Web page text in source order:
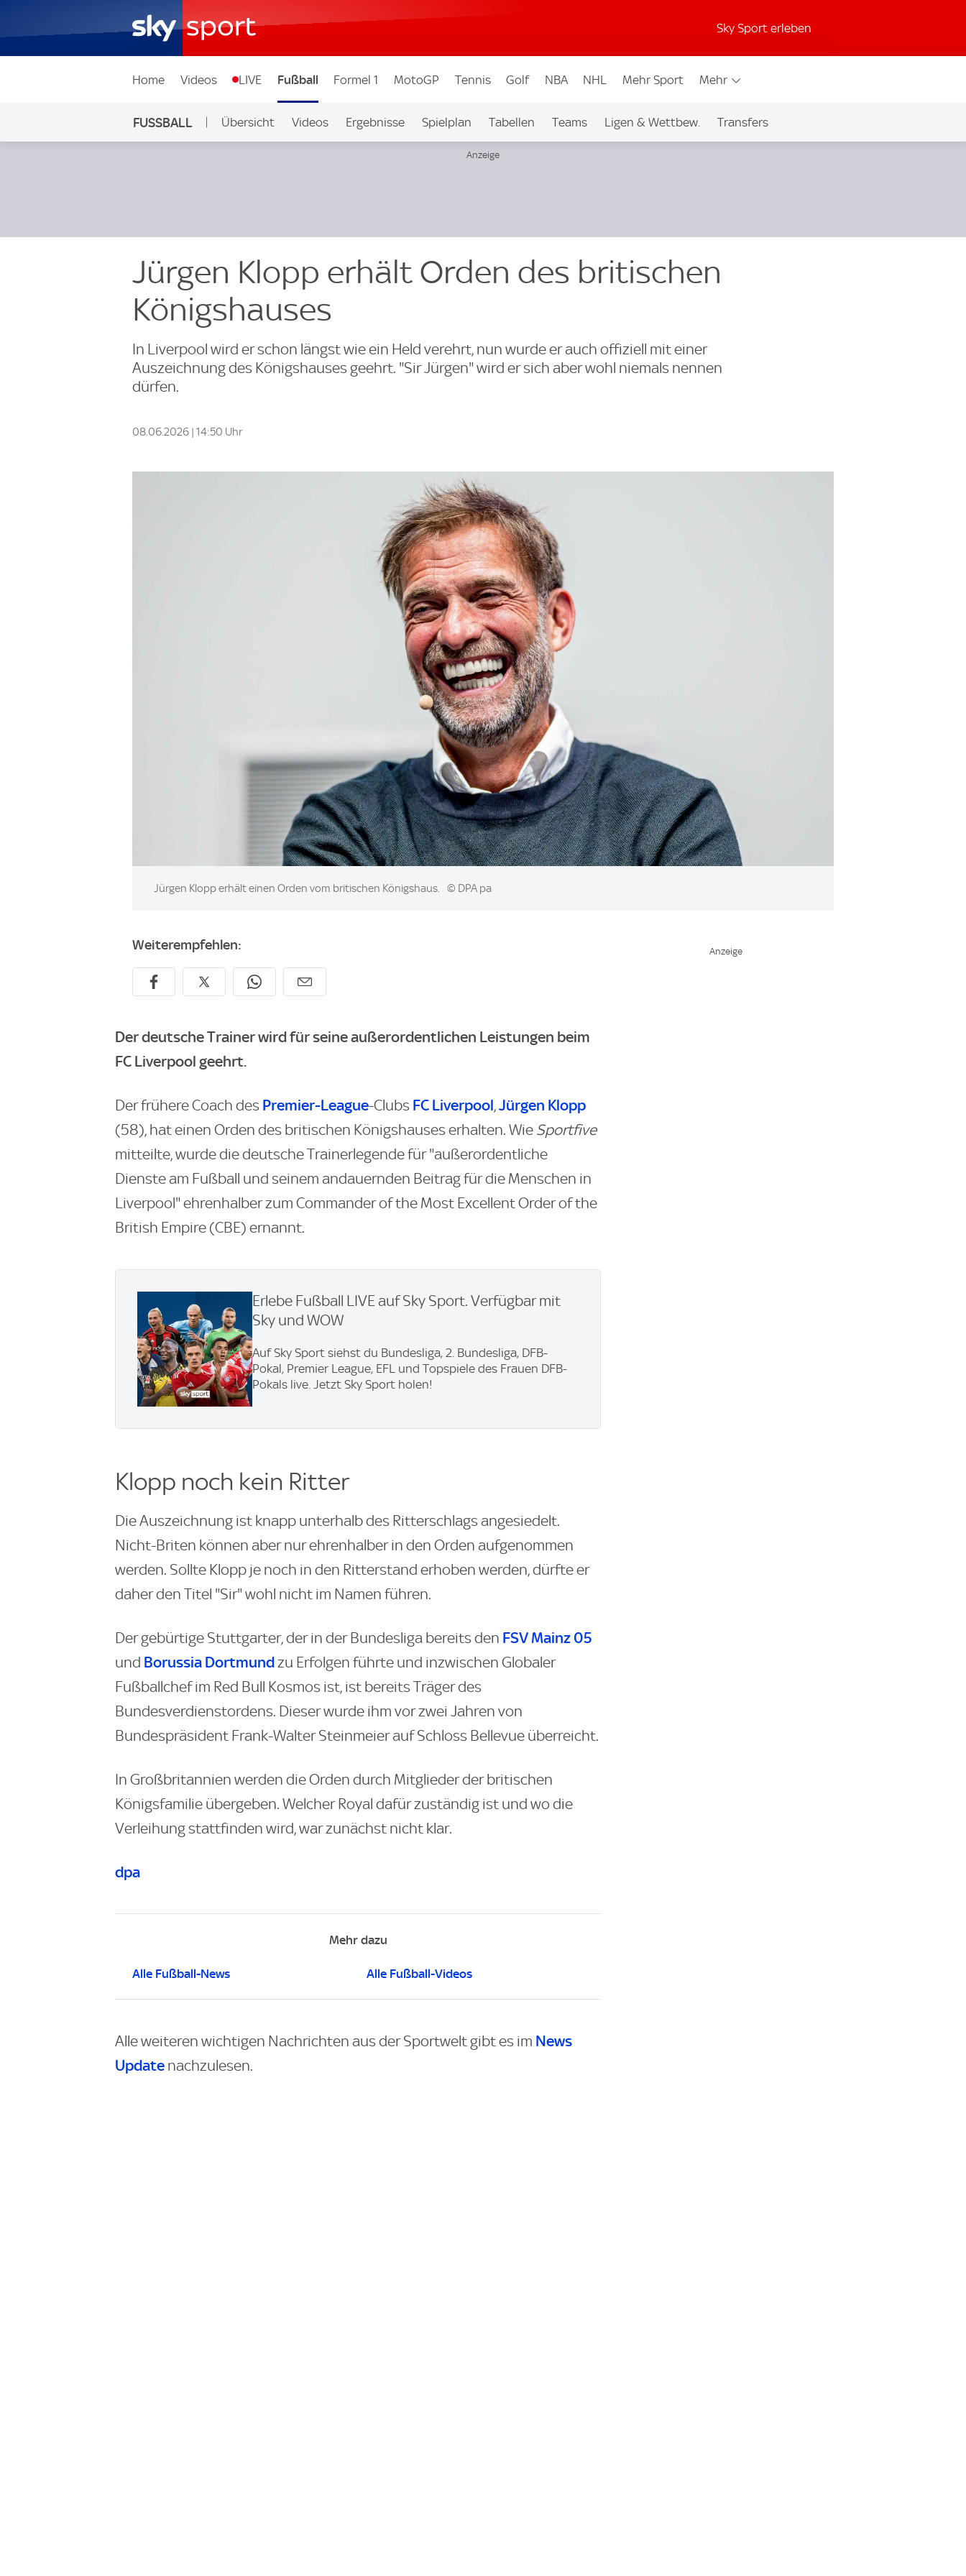
Sky Sport erleben
Home Videos LIVE Fußball Formel 1 MotoGP Tennis Golf NBA NHL Mehr Sport Mehr
FUSSBALL Übersicht Videos Ergebnisse Spielplan Tabellen Teams Ligen & Wettbew. Transfers
Jürgen Klopp erhält Orden des britischen
Königshauses
In Liverpool wird er schon längst wie ein Held verehrt, nun wurde er auch offiziell mit einer
Auszeichnung des Königshauses geehrt. "Sir Jürgen" wird er sich aber wohl niemals nennen
dürfen.
08.06.2026 | 14:50 Uhr
Image:
Jürgen Klopp erhält einen Orden vom britischen Königshaus. © DPA pa
Weiterempfehlen:
Der deutsche Trainer wird für seine außerordentlichen Leistungen beim
FC Liverpool geehrt.
Der frühere Coach des Premier-League-Clubs FC Liverpool,Jürgen Klopp
(58), hat einen Orden des britischen Königshauses erhalten. Wie Sportfive
mitteilte, wurde die deutsche Trainerlegende für "außerordentliche
Dienste am Fußball und seinem andauernden Beitrag für die Menschen in
Liverpool" ehrenhalber zum Commander of the Most Excellent Order of the
British Empire (CBE) ernannt.
Erlebe Fußball LIVE auf Sky Sport. Verfügbar mit
Sky und WOW
Auf Sky Sport siehst du Bundesliga, 2. Bundesliga, DFB-
Pokal, Premier League, EFL und Topspiele des Frauen DFB-
Pokals live. Jetzt Sky Sport holen!
Klopp noch kein Ritter
Die Auszeichnung ist knapp unterhalb des Ritterschlags angesiedelt.
Nicht-Briten können aber nur ehrenhalber in den Orden aufgenommen
werden. Sollte Klopp je noch in den Ritterstand erhoben werden, dürfte er
daher den Titel "Sir" wohl nicht im Namen führen.
Der gebürtige Stuttgarter, der in der Bundesliga bereits den FSV Mainz 05
und Borussia Dortmundzu Erfolgen führte und inzwischen Globaler
Fußballchef im Red Bull Kosmos ist, ist bereits Träger des
Bundesverdienstordens. Dieser wurde ihm vor zwei Jahren von
Bundespräsident Frank-Walter Steinmeier auf Schloss Bellevue überreicht.
In Großbritannien werden die Orden durch Mitglieder der britischen
Königsfamilie übergeben. Welcher Royal dafür zuständig ist und wo die
Verleihung stattfinden wird, war zunächst nicht klar.
dpa
Mehr dazu
Alle Fußball-News Alle Fußball-Videos
Alle weiteren wichtigen Nachrichten aus der Sportwelt gibt es im News
Update nachzulesen.